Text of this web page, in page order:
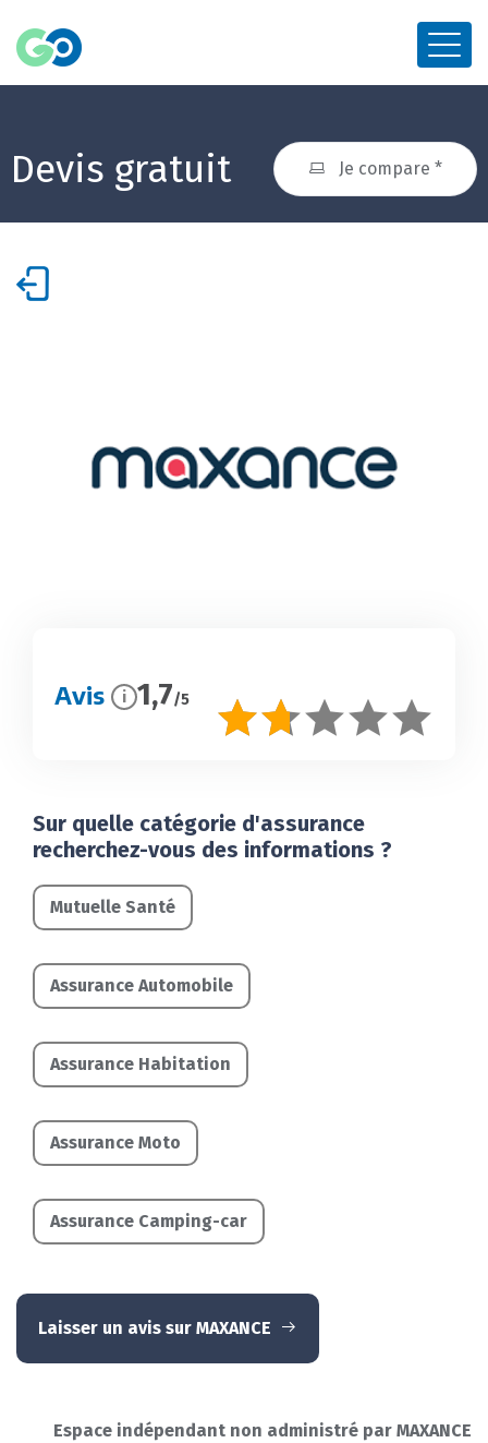
Devis gratuit Je compare *
Avis i 1,7/5
Sur quelle catégorie d'assurance
recherchez-vous des informations ?
Mutuelle Santé
Assurance Automobile
Assurance Habitation
Assurance Moto
Assurance Camping-car
Laisser un avis sur MAXANCE
Espace indépendant non administré par MAXANCE